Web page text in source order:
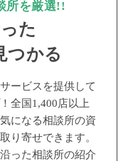
所を厳選!!
た
つかる
ービスを提供して
全国1,400店以上
になる相談所の資
り寄せできます。
った相談所の紹介